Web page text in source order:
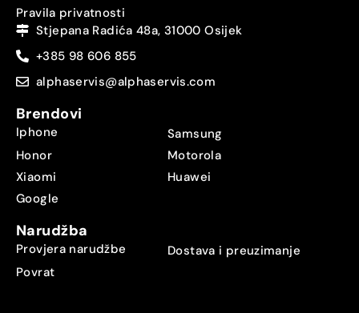
Pravila privatnosti
Stjepana Radića 48a, 31000 Osijek
+385 98 606 855
alphaservis@alphaservis.com
Brendovi
Iphone
Samsung
Honor
Motorola
Xiaomi
Huawei
Google
Narudžba
Provjera narudžbe
Dostava i preuzimanje
Povrat